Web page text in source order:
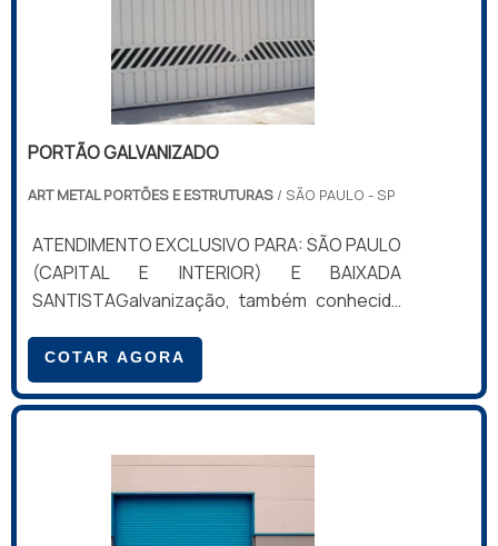
DA FECHADURA DE P.
PORTÃO GALVANIZADO
ART METAL PORTÕES E ESTRUTURAS / SÃO PAULO - SP
ATENDIMENTO EXCLUSIVO PARA: SÃO PAULO
(CAPITAL E INTERIOR) E BAIXADA
SANTISTAGalvanização, também conhecida
um processo de blindagem no qual metais
são revestidos por outros metais mais
nobres. É um tratamento de superfície
corrosão ou por motivos estéticos (cor,
brilho, entre outros). No caso do portão
galvanizado o objetivo é proteger a
COTAR AGORA